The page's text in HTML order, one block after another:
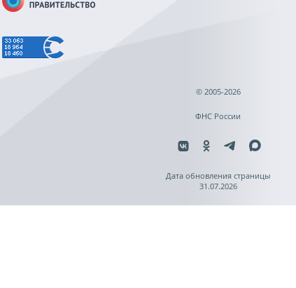
© 2005-2026
ФНС России
Дата обновления страницы
31.07.2026